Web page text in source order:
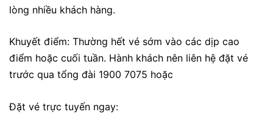
lòng nhiều khách hàng.
Khuyết điểm: Thường hết vé sớm vào các dịp cao
điểm hoặc cuối tuần. Hành khách nên liên hệ đặt vé
trước qua tổng đài 1900 7075 hoặc
Đặt vé trực tuyến ngay: